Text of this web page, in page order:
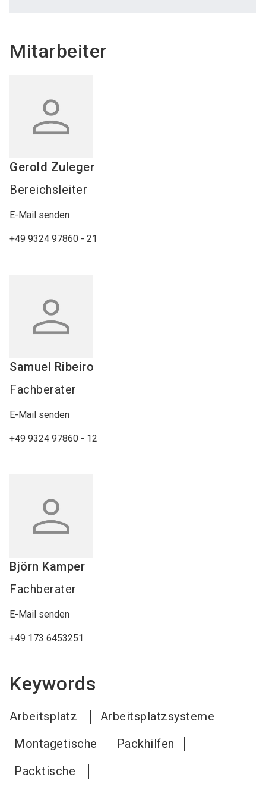
Mitarbeiter
Gerold Zuleger
Bereichsleiter
E-Mail senden
+49 9324 97860 - 21
Samuel Ribeiro
Fachberater
E-Mail senden
+49 9324 97860 - 12
Björn Kamper
Fachberater
E-Mail senden
+49 173 6453251
Keywords
Arbeitsplatz
Arbeitsplatzsysteme
Montagetische
Packhilfen
Packtische